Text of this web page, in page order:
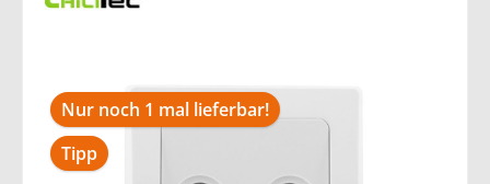
Nur noch 1 mal lieferbar!
Tipp